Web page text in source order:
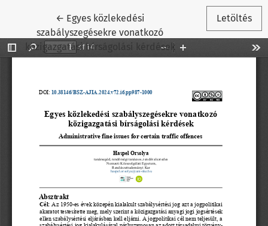
← Vissza a cikk részleteihez
Egyes közlekedési
szabályszegésekre vonatkozó
közigazgatási bírságolási kérdések
Letöltés